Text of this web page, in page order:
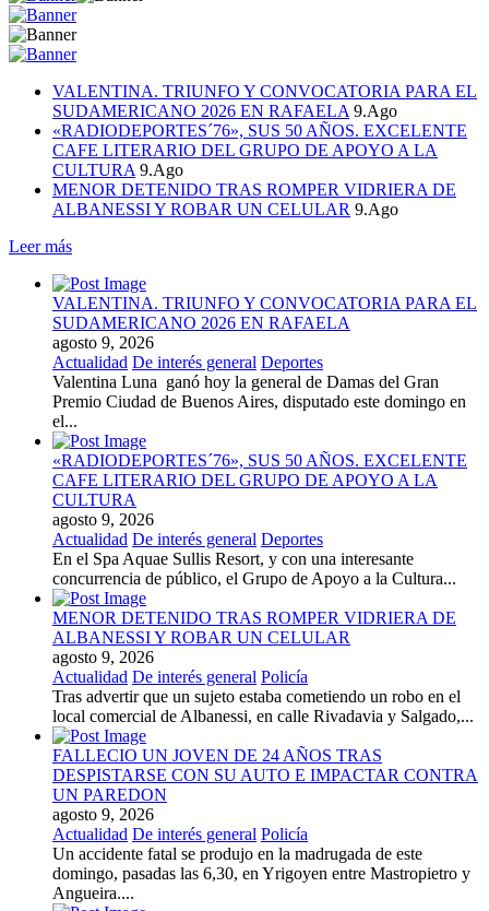
VALENTINA. TRIUNFO Y CONVOCATORIA PARA EL
SUDAMERICANO 2026 EN RAFAELA 9.Ago
«RADIODEPORTES´76», SUS 50 AÑOS. EXCELENTE
CAFE LITERARIO DEL GRUPO DE APOYO A LA
CULTURA 9.Ago
MENOR DETENIDO TRAS ROMPER VIDRIERA DE
ALBANESSI Y ROBAR UN CELULAR 9.Ago
Leer más
VALENTINA. TRIUNFO Y CONVOCATORIA PARA EL
SUDAMERICANO 2026 EN RAFAELA
agosto 9, 2026
Actualidad De interés general Deportes
Valentina Luna ganó hoy la general de Damas del Gran
Premio Ciudad de Buenos Aires, disputado este domingo en
el...
«RADIODEPORTES´76», SUS 50 AÑOS. EXCELENTE
CAFE LITERARIO DEL GRUPO DE APOYO A LA
CULTURA
agosto 9, 2026
Actualidad De interés general Deportes
En el Spa Aquae Sullis Resort, y con una interesante
concurrencia de público, el Grupo de Apoyo a la Cultura...
MENOR DETENIDO TRAS ROMPER VIDRIERA DE
ALBANESSI Y ROBAR UN CELULAR
agosto 9, 2026
Actualidad De interés general Policía
Tras advertir que un sujeto estaba cometiendo un robo en el
local comercial de Albanessi, en calle Rivadavia y Salgado,...
FALLECIO UN JOVEN DE 24 AÑOS TRAS
DESPISTARSE CON SU AUTO E IMPACTAR CONTRA
UN PAREDON
agosto 9, 2026
Actualidad De interés general Policía
Un accidente fatal se produjo en la madrugada de este
domingo, pasadas las 6,30, en Yrigoyen entre Mastropietro y
Angueira....